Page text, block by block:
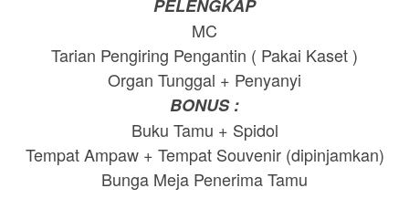
PELENGKAP
MC
Tarian Pengiring Pengantin ( Pakai Kaset )
Organ Tunggal + Penyanyi
BONUS :
Buku Tamu + Spidol
Tempat Ampaw + Tempat Souvenir (dipinjamkan)
Bunga Meja Penerima Tamu